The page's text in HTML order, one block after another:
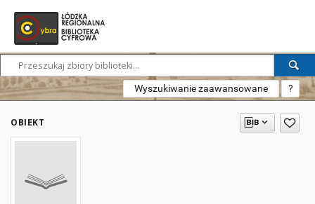
Wyszukiwanie zaawansowane ?
OBIEKT